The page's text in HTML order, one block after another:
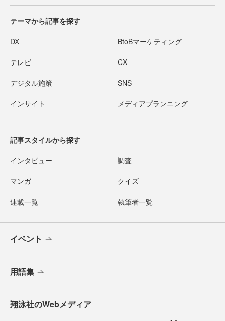
テーマから記事を探す
DX BtoBマーケティング
テレビ CX
デジタル施策 SNS
インサイト メディアプランニング
記事スタイルから探す
インタビュー 調査
マンガ クイズ
連載一覧 執筆者一覧
イベント
用語集
翔泳社のWebメディア